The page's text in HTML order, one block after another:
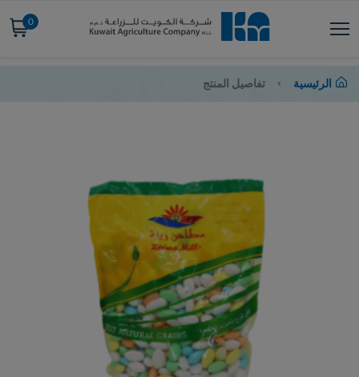
0
الرئيسية تفاصيل المنتج